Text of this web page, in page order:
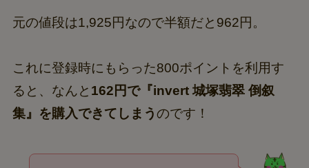
元の値段は1,925円なので半額だと962円。
これに登録時にもらった800ポイントを利用す
ると、なんと 162円で『invert 城塚翡翠 倒叙
集』を購入できてしまうのです！